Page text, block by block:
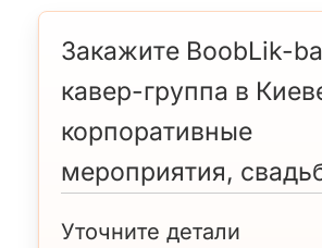
Закажите BoobLik-
кавер-группа в
корпоративные
мероприятия,
Уточните детали